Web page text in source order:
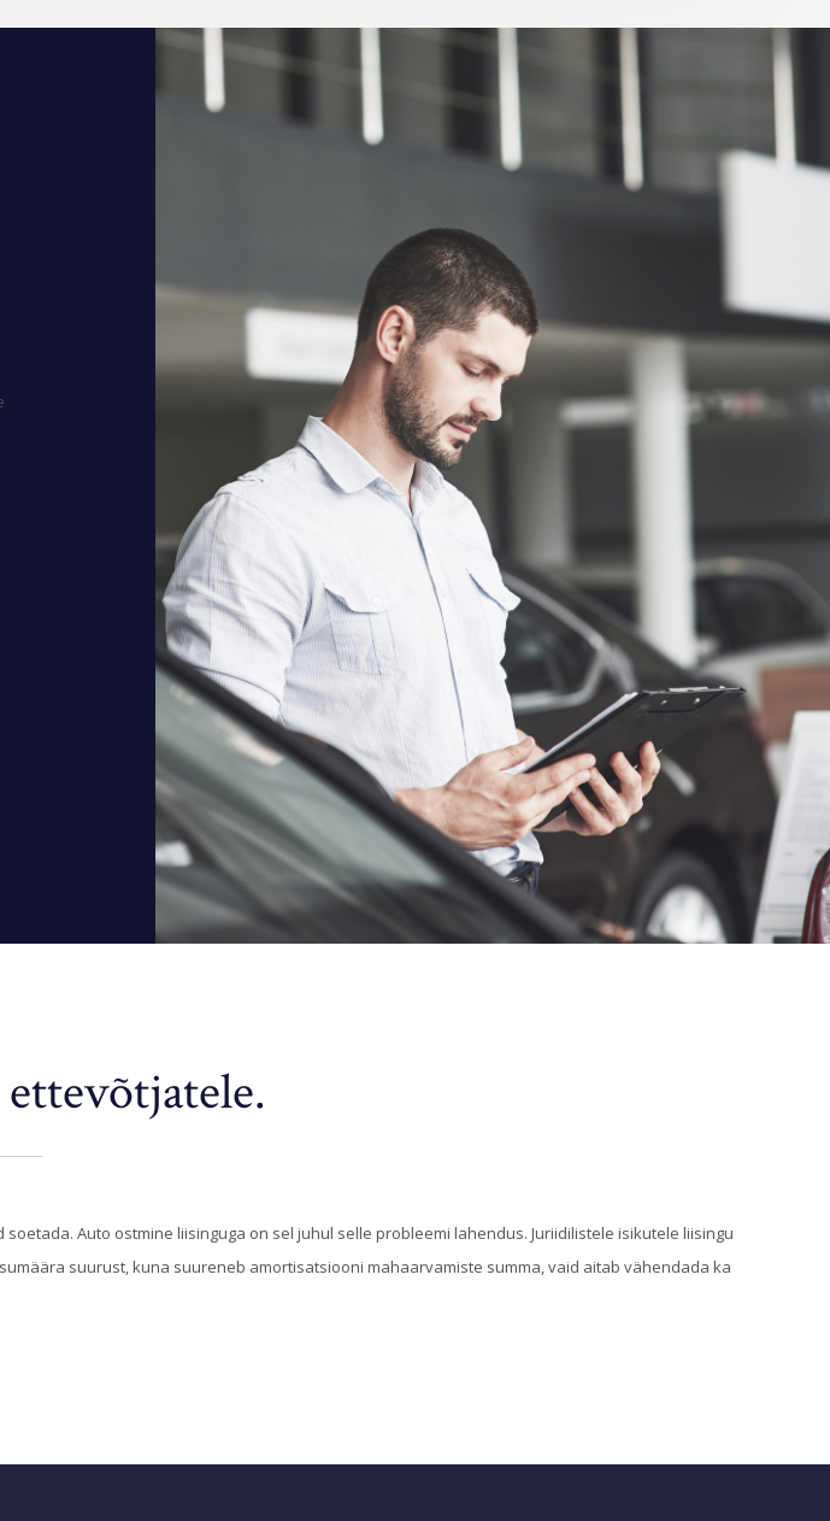
Auto ostmine liisinguga on sel juhul selle probleemi lahendus. Juriidilistele isikutele liisingu
suurust, kuna suureneb amortisatsiooni mahaarvamiste summa, vaid aitab vähendada ka